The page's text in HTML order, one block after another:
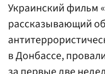
Украинский фильм
рассказывающий об
в Донбассе,